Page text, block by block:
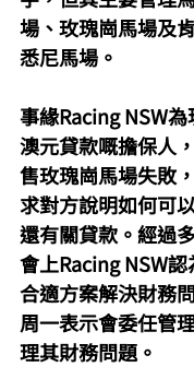
場、玫瑰崗馬場及
悉尼馬場。
事緣Racing NSW為
澳元貸款嘅擔保人
售玫瑰崗馬場失敗
求對方說明如何可
還有關貸款。經過
會上Racing NSW認
合適方案解決財務
周一表示會委任管
理其財務問題。